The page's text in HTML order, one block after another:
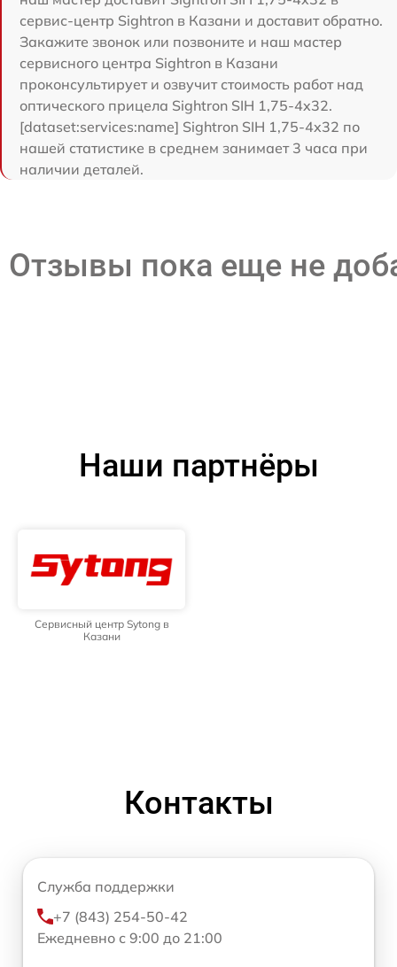
сервис-центр Sightron в Казани и доставит обратно.
Закажите звонок или позвоните и наш мастер
сервисного центра Sightron в Казани
проконсультирует и озвучит стоимость работ над
оптического прицела Sightron SIH 1,75-4x32.
[dataset:services:name] Sightron SIH 1,75-4x32 по
нашей статистике в среднем занимает 3 часа при
наличии деталей.
Отзывы пока еще не
Наши партнёры
Сервисный центр Sytong в
Казани
Контакты
Служба поддержки
+7 (843) 254-50-42
Ежедневно с 9:00 до 21:00